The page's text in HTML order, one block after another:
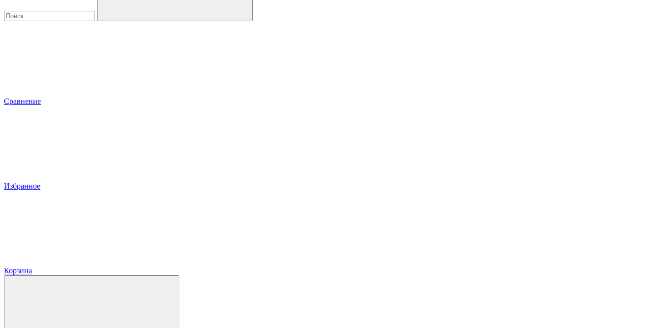
Сравнение
Избранное
Корзина